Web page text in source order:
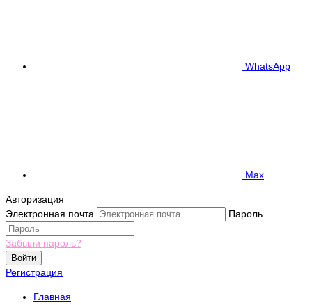
WhatsApp
Max
Авторизация
Электронная почта
Пароль
Забыли пароль?
Войти
Регистрация
Главная